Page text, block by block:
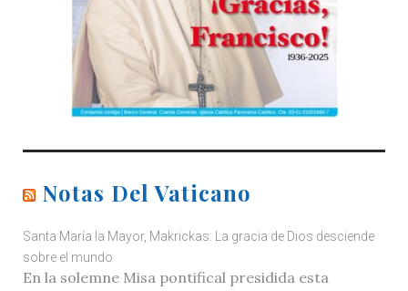
Notas Del Vaticano
Santa María la Mayor, Makrickas: La gracia de Dios desciende
sobre el mundo
En la solemne Misa pontifical presidida esta